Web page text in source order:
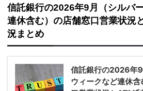
信託銀行の2026年9月（シルバ
連休含む）の店舗窓口営業状況
況まとめ
信託銀行の2026年
ウィークなど連休